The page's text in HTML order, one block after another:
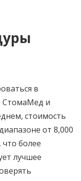
в
СтомаМед и
стоимость
от 8,000
более
лучшее